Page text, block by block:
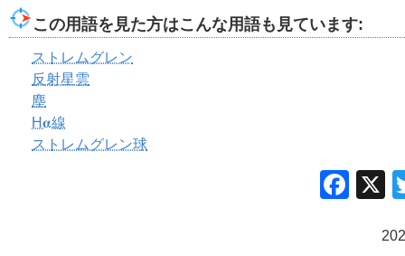
この用語を見た方はこんな用語も見ています:
ストレムグレン
反射星雲
塵
H𝛂線
ストレムグレン球